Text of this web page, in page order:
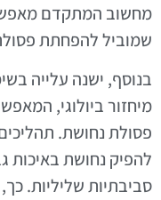
מחשוב המתקדם
שמוביל להפחתת
בנוסף, ישנה עלייה
מיחזור ביולוגי,
פסולת נחושת.
להפיק נחושת באיכות
סביבתיות שליליות.